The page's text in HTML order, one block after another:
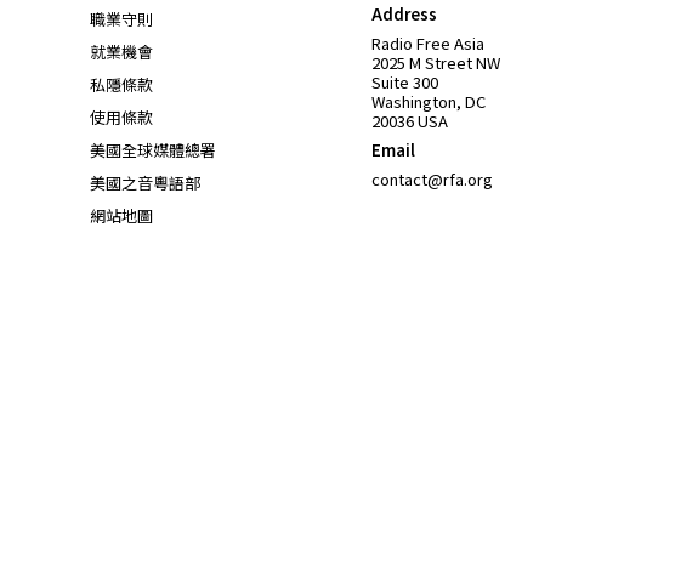
職業守則
就業機會
私隱條款
使用條款
美國全球媒體總署 Opens in new window
美國之音粵語部Opens in new window
網站地圖Opens in new window
Address
Radio Free Asia
2025 M Street NW
Suite 300
Washington, DC
20036 USA
Email
contact@rfa.org